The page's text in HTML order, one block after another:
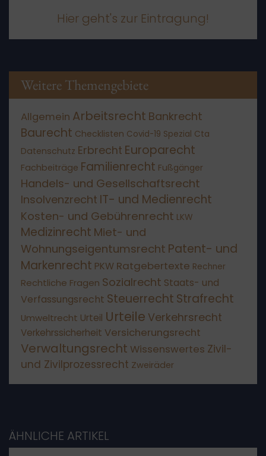
Hier geht's zur Eintragung!
Weitere Themengebiete
Allgemein Arbeitsrecht Bankrecht
Baurecht Checklisten Covid-19 Spezial Cta
Datenschutz Erbrecht Europarecht
Fachbeiträge Familienrecht Fußgänger
Handels- und Gesellschaftsrecht
Insolvenzrecht IT- und Medienrecht
Kosten- und Gebührenrecht LKW
Medizinrecht Miet- und
Wohnungseigentumsrecht Patent- und
Markenrecht PKW Ratgebertexte Rechner
Rechtliche Fragen Sozialrecht Staats- und
Verfassungsrecht Steuerrecht Strafrecht
Umweltrecht Urteil Urteile Verkehrsrecht
Verkehrssicherheit Versicherungsrecht
Verwaltungsrecht Wissenswertes Zivil-
und Zivilprozessrecht Zweiräder
ÄHNLICHE ARTIKEL